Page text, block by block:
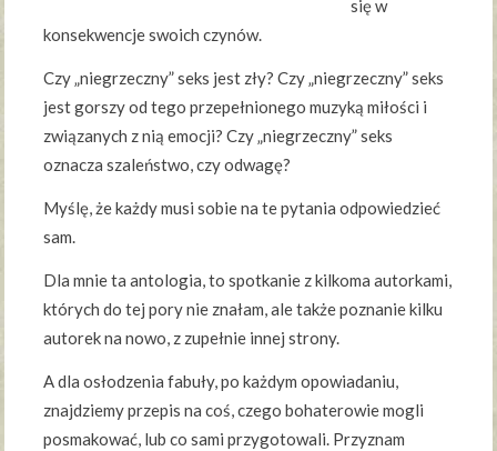
się w
konsekwencje swoich czynów.
Czy „niegrzeczny” seks jest zły? Czy „niegrzeczny” seks
jest gorszy od tego przepełnionego muzyką miłości i
związanych z nią emocji? Czy „niegrzeczny” seks
oznacza szaleństwo, czy odwagę?
Myślę, że każdy musi sobie na te pytania odpowiedzieć
sam.
Dla mnie ta antologia, to spotkanie z kilkoma autorkami,
których do tej pory nie znałam, ale także poznanie kilku
autorek na nowo, z zupełnie innej strony.
A dla osłodzenia fabuły, po każdym opowiadaniu,
znajdziemy przepis na coś, czego bohaterowie mogli
posmakować, lub co sami przygotowali. Przyznam